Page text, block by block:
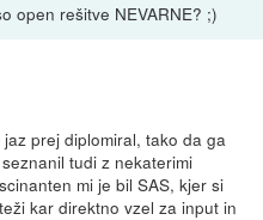
open rešitve NEVARNE? ;)
prej diplomiral, tako da ga
tudi z nekaterimi
mi je bil SAS, kjer si
kar direktno vzel za input in